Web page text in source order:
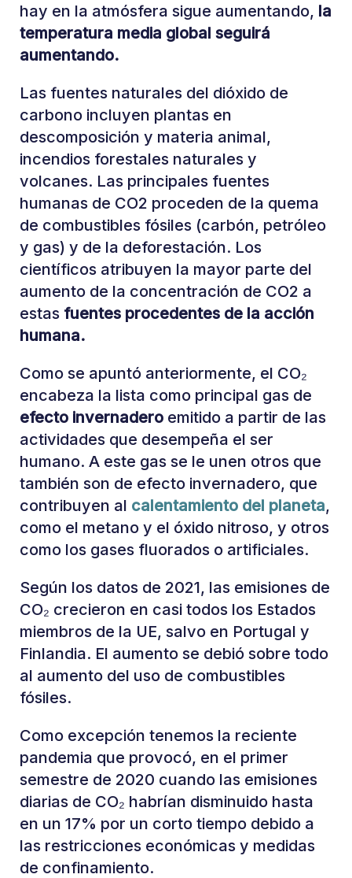
hay en la atmósfera sigue aumentando, la
temperatura media global seguirá
aumentando.
Las fuentes naturales del dióxido de
carbono incluyen plantas en
descomposición y materia animal,
incendios forestales naturales y
volcanes. Las principales fuentes
humanas de CO2 proceden de la quema
de combustibles fósiles (carbón, petróleo
y gas) y de la deforestación. Los
científicos atribuyen la mayor parte del
aumento de la concentración de CO2 a
estas fuentes procedentes de la acción
humana.
Como se apuntó anteriormente, el CO₂
encabeza la lista como principal gas de
efecto invernaderoemitido a partir de las
actividades que desempeña el ser
humano. A este gas se le unen otros que
también son de efecto invernadero, que
contribuyen al calentamiento del planeta,
como el metano y el óxido nitroso, y otros
como los gases fluorados o artificiales.
Según los datos de 2021, las emisiones de
CO₂ crecieron en casi todos los Estados
miembros de la UE, salvo en Portugal y
Finlandia. El aumento se debió sobre todo
al aumento del uso de combustibles
fósiles.
Como excepción tenemos la reciente
pandemia que provocó, en el primer
semestre de 2020 cuando las emisiones
diarias de CO₂ habrían disminuido hasta
en un 17% por un corto tiempo debido a
las restricciones económicas y medidas
de confinamiento.